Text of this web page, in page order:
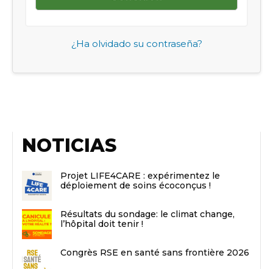
¿Ha olvidado su contraseña?
NOTICIAS
Projet LIFE4CARE : expérimentez le
déploiement de soins écoconçus !
Résultats du sondage: le climat change,
l’hôpital doit tenir !
Congrès RSE en santé sans frontière 2026